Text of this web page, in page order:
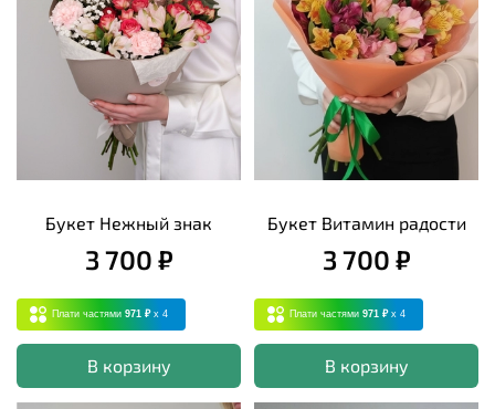
Букет Нежный знак
3 700 ₽
Плати частями 971 ₽ x 4
В корзину
Букет Витамин радости
3 700 ₽
Плати частями 971 ₽ x 4
В корзину